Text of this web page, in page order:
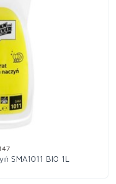
SMA1011 BIO 1L